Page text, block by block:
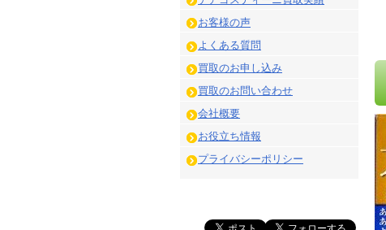
お客様の声
よくある質問
買取のお申し込み
買取のお問い合わせ
会社概要
お役立ち情報
プライバシーポリシー